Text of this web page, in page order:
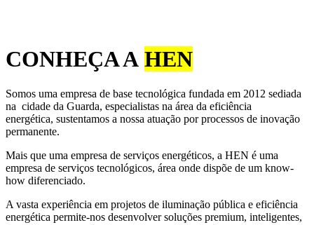
CONHEÇA A HEN
Somos uma empresa de base tecnológica fundada em 2012 sediada
na cidade da Guarda, especialistas na área da eficiência
energética, sustentamos a nossa atuação por processos de inovação
permanente.
Mais que uma empresa de serviços energéticos, a HEN é uma
empresa de serviços tecnológicos, área onde dispõe de um know-
how diferenciado.
A vasta experiência em projetos de iluminação pública e eficiência
energética permite-nos desenvolver soluções premium, inteligentes,